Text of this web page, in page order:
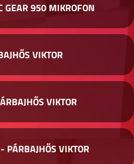
GEAR 950 MIKROFON
VIKTOR
VIKTOR
PÁRBAJHŐS VIKTOR